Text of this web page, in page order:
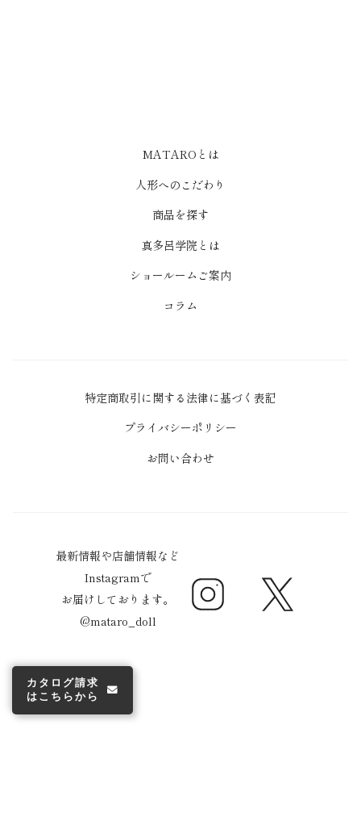
MATAROとは
人形へのこだわり
商品を探す
真多呂学院とは
ショールームご案内
コラム
特定商取引に関する法律に基づく表記
プライバシーポリシー
お問い合わせ
最新情報や店舗情報など
Instagramで
お届けしております。
@mataro_doll
Instagram
カタログ請求
はこちらから